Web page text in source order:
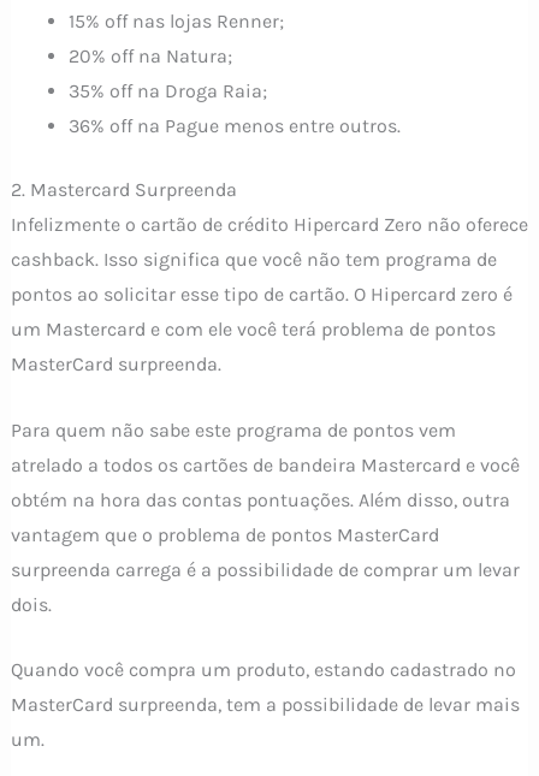
15% off nas lojas Renner;
20% off na Natura;
35% off na Droga Raia;
36% off na Pague menos entre outros.
2. Mastercard Surpreenda
Infelizmente o cartão de crédito Hipercard Zero não oferece
cashback. Isso significa que você não tem programa de
pontos ao solicitar esse tipo de cartão. O Hipercard zero é
um Mastercard e com ele você terá problema de pontos
MasterCard surpreenda.
Para quem não sabe este programa de pontos vem
atrelado a todos os cartões de bandeira Mastercard e você
obtém na hora das contas pontuações. Além disso, outra
vantagem que o problema de pontos MasterCard
surpreenda carrega é a possibilidade de comprar um levar
dois.
Quando você compra um produto, estando cadastrado no
MasterCard surpreenda, tem a possibilidade de levar mais
um.